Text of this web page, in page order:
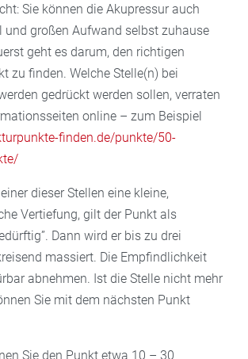
Sie können die Akupressur auch
großen Aufwand selbst zuhause
geht es darum, den richtigen
zu finden. Welche Stelle(n) bei
gedrückt werden sollen, verraten
online – zum Beispiel
finden.de/punkte/50-
dieser Stellen eine kleine,
Vertiefung, gilt der Punkt als
Dann wird er bis zu drei
massiert. Die Empfindlichkeit
abnehmen. Ist die Stelle nicht mehr
Sie mit dem nächsten Punkt
Sie den Punkt etwa 10 – 30